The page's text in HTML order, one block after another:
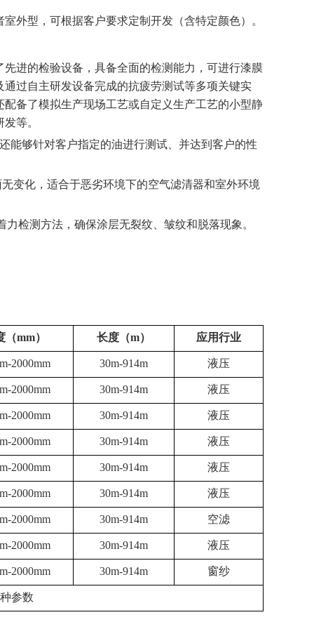
外型，可根据客户要求定制开发（含特定颜色）。
进的检验设备，具备全面的检测能力，可进行漆膜
过自主研发设备完成的抗疲劳测试等多项关键实
备了模拟生产现场工艺或自定义生产工艺的小型静
等。
能够针对客户指定的油进行测试、并达到客户的性
变化，适合于恶劣环境下的空气滤清器和室外环境
检测方法，确保涂层无裂纹、皱纹和脱落现象。
（mm） 长度（m） 应用行业
2000mm 30m-914m 液压
2000mm 30m-914m 液压
2000mm 30m-914m 液压
2000mm 30m-914m 液压
2000mm 30m-914m 液压
2000mm 30m-914m 液压
2000mm 30m-914m 空滤
2000mm 30m-914m 液压
2000mm 30m-914m 窗纱
参数